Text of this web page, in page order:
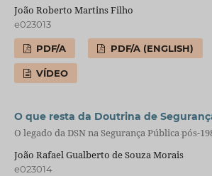
João Roberto Martins Filho
e023013
PDF/A PDF/A (ENGLISH)
VÍDEO
O que resta da Doutrina de
O legado da DSN na Segurança Pública pós-
João Rafael Gualberto de Souza Morais
e023014